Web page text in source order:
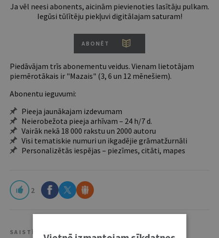
Ja vēl neesi abonents, aicinām pievienoties lasītāju pulkam.
Iegūsi tūlītēju piekļuvi digitālajam saturam!
ABONĒT
Piedāvājam trīs abonementu veidus. Vienam lietotājam
piemērotākais ir "Mazais" (3, 6 un 12 mēnešiem).
Abonentu ieguvumi:
Pieeja jaunākajam izdevumam
Neierobežota pieeja arhīvam – 24 h/7 d.
Vairāk nekā 18 000 rakstu un 2000 autoru
Visi tematiskie numuri un ikgadējie grāmatžurnāli
Personalizētās iespējas – piezīmes, citāti, mapes
2
SAISTĪTIE RESURSI